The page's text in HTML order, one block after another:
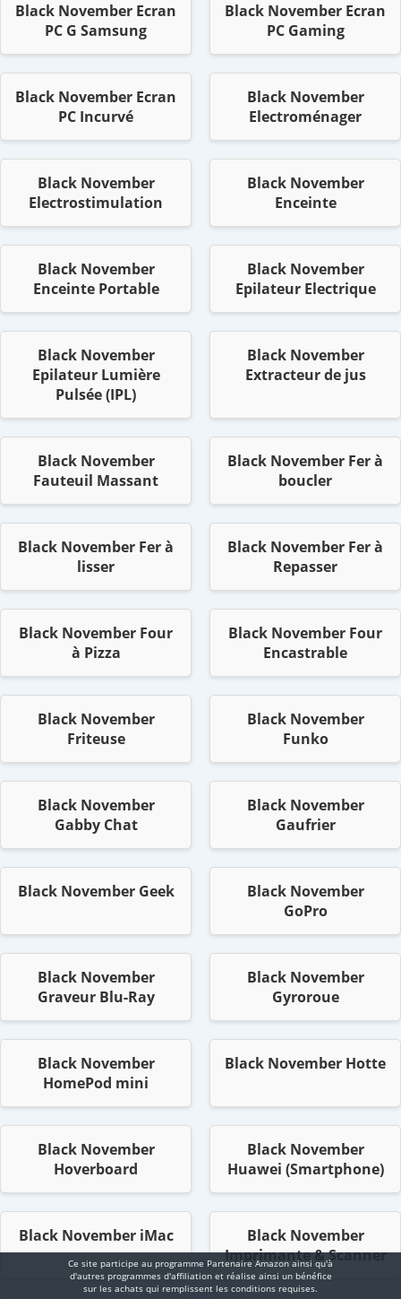
Black November Ecran
PC G Samsung
Black November Ecran
PC Gaming
Black November Ecran
PC Incurvé
Black November
Electroménager
Black November
Electrostimulation
Black November
Enceinte
Black November
Enceinte Portable
Black November
Epilateur Electrique
Black November
Epilateur Lumière
Pulsée (IPL)
Black November
Extracteur de jus
Black November
Fauteuil Massant
Black November Fer à
boucler
Black November Fer à
lisser
Black November Fer à
Repasser
Black November Four
à Pizza
Black November Four
Encastrable
Black November
Friteuse
Black November
Funko
Black November
Gabby Chat
Black November
Gaufrier
Black November Geek
Black November
GoPro
Black November
Graveur Blu-Ray
Black November
Gyroroue
Black November
HomePod mini
Black November Hotte
Black November
Hoverboard
Black November
Huawei (Smartphone)
Black November iMac
Black November
Imprimante & Scanner
Ce site participe au programme Partenaire Αmazοn ainsi qu'à
d'autres programmes d'affiliation et réalise ainsi un bénéfice
sur les achats qui remplissent les conditions requises.